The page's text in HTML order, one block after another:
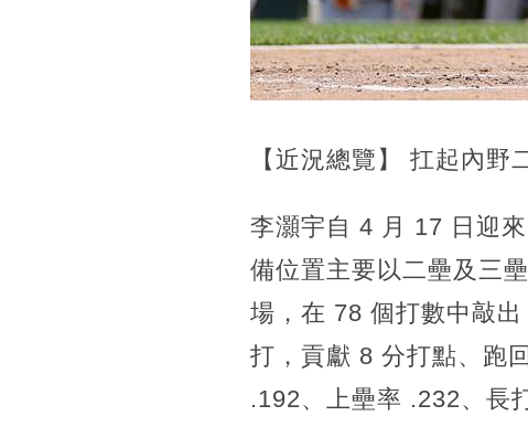
【近況總覽】 扛起內
李灝宇自 4 月 17 日迎
備位置主要以二壘及三
場，在 78 個打數中敲
打，貢獻 8 分打點、跑
.192、上壘率 .232、長